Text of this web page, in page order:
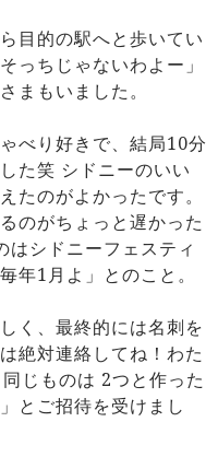
目的の駅へと歩いてい
っちじゃないわよー」
まもいました。
べり好きで、結局10分
た笑 シドニーのいい
たのがよかったです。
のがちょっと遅かった
シドニーフェスティ
年1月よ」とのこと。
く、最終的には名刺を
絶対連絡してね！わた
じものは 2つと作った
とご招待を受けまし